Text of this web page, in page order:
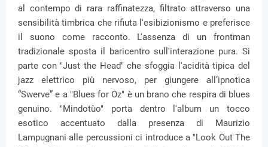
al contempo di rara raffinatezza, filtrato attraverso una
sensibilità timbrica che rifiuta l'esibizionismo e preferisce
il suono come racconto. L'assenza di un frontman
tradizionale sposta il baricentro sull'interazione pura. Si
parte con "Just the Head" che sfoggia l'acidità tipica del
jazz elettrico più nervoso, per giungere all’ipnotica
“Swerve” e a "Blues for Oz" è un brano che respira di blues
genuino. "Mindotùo" porta dentro l'album un tocco
esotico accentuato dalla presenza di Maurizio
Lampugnani alle percussioni ci introduce a "Look Out The